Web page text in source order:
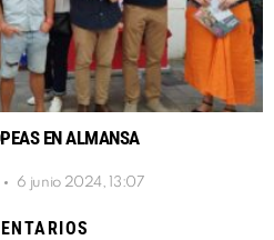
EN ALMANSA
6 junio 2024, 13:07